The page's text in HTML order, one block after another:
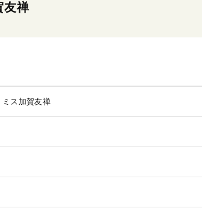
友禅
ス加賀友禅